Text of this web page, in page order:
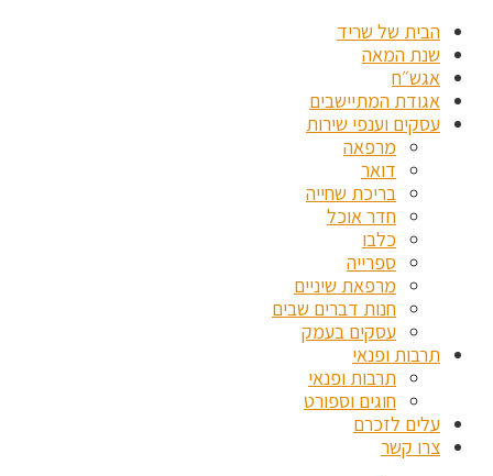
הבית של שריד
שנת המאה
אגש״ח
אגודת המתיישבים
עסקים וענפי שירות
מרפאה
דואר
בריכת שחייה
חדר אוכל
כלבו
ספרייה
מרפאת שיניים
חנות דברים שבים
עסקים בעמק
תרבות ופנאי
תרבות ופנאי
חוגים וספורט
עלים לזכרם
צרו קשר